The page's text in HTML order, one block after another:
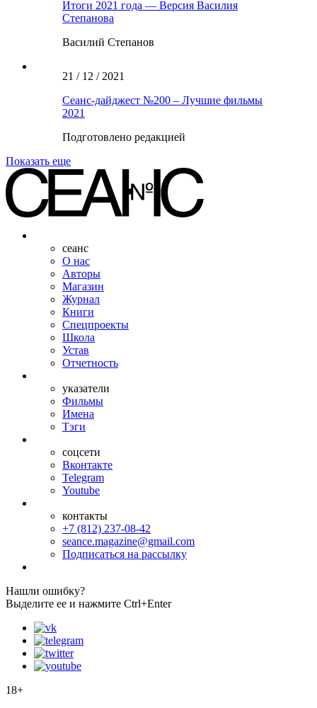
Итоги 2021 года — Версия Василия
Степанова
Василий Степанов
21 / 12 / 2021
Сеанс-дайджест №200 – Лучшие фильмы
2021
Подготовлено редакцией
Показать еще
сеанс
О нас
Авторы
Магазин
Журнал
Книги
Спецпроекты
Школа
Устав
Отчетность
указатели
Фильмы
Имена
Тэги
соцсети
Вконтакте
Telegram
Youtube
контакты
+7 (812) 237-08-42
seance.magazine@gmail.com
Подписаться на рассылку
Нашли ошибку?
Выделите ее и нажмите Ctrl+Enter
18+